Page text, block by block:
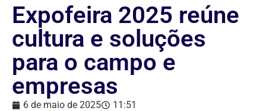
Expofeira 2025 reúne
cultura e soluções
para o campo e
empresas
6 de maio de 2025 11:51